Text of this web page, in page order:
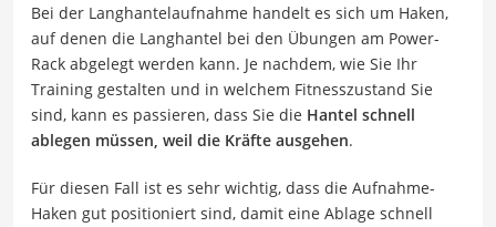
Bei der Langhantelaufnahme handelt es sich um Haken,
auf denen die Langhantel bei den Übungen am Power-
Rack abgelegt werden kann. Je nachdem, wie Sie Ihr
Training gestalten und in welchem Fitnesszustand Sie
sind, kann es passieren, dass Sie die Hantel schnell
ablegen müssen, weil die Kräfte ausgehen.
Für diesen Fall ist es sehr wichtig, dass die Aufnahme-
Haken gut positioniert sind, damit eine Ablage schnell